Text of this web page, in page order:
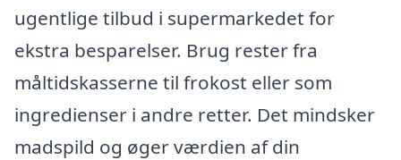
ugentlige tilbud i supermarkedet for
ekstra besparelser. Brug rester fra
måltidskasserne til frokost eller som
ingredienser i andre retter. Det mindsker
madspild og øger værdien af din